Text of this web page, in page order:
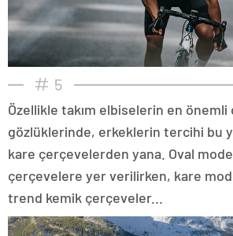
5
Özellikle takım elbiselerin en önemli
gözlüklerinde, erkeklerin tercihi bu
kare çerçevelerden yana. Oval
çerçevelere yer verilirken, kare
trend kemik çerçeveler...